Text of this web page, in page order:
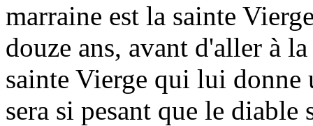
marraine est la sainte
douze ans, avant d'aller à
sainte Vierge qui lui
sera si pesant que le diable